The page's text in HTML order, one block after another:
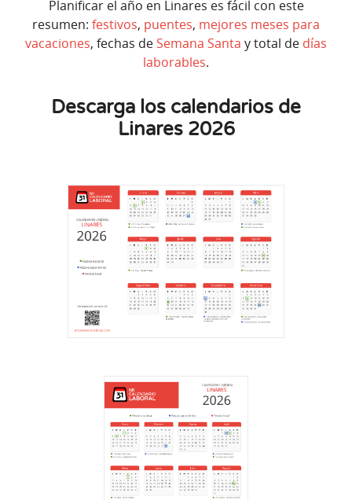
Planificar el año en Linares es fácil con este
resumen: festivos, puentes, mejores meses para
vacaciones, fechas de Semana Santa y total de días
laborables.
Descarga los calendarios de
Linares 2026